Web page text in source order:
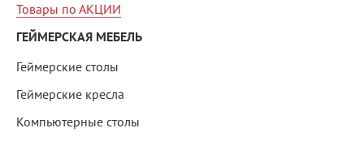
Товары по АКЦИИ
ГЕЙМЕРСКАЯ МЕБЕЛЬ
Геймерские столы
Геймерские кресла
Компьютерные столы